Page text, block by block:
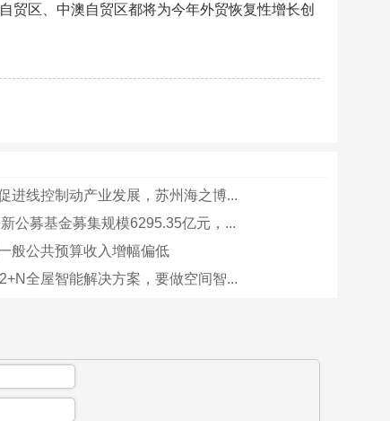
贸区、中澳自贸区都将为今年外贸恢复性增长创
进线控制动产业发展，苏州海之博...
公募基金募集规模6295.35亿元，...
般公共预算收入增幅偏低
全屋智能解决方案，要做空间智...